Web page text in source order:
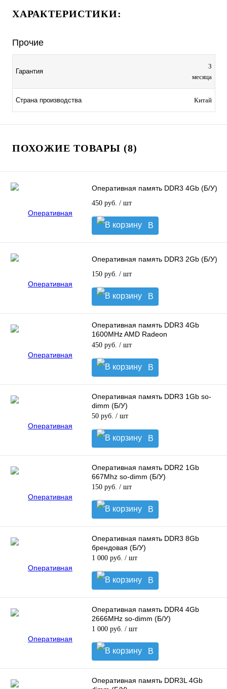
ХАРАКТЕРИСТИКИ:
Прочие
Гарантия
3
месяца
Страна производства Китай
ПОХОЖИЕ ТОВАРЫ (8)
Оперативная память DDR3 4Gb (Б/У)
450 руб. / шт
В
корзину
Оперативная память DDR3 2Gb (Б/У)
150 руб. / шт
В
корзину
Оперативная память DDR3 4Gb
1600MHz AMD Radeon
R534G1601U1S-UO (Б/У)
450 руб. / шт
В
корзину
Оперативная память DDR3 1Gb so-
dimm (Б/У)
50 руб. / шт
В
корзину
Оперативная память DDR2 1Gb
667Mhz so-dimm (Б/У)
150 руб. / шт
В
корзину
Оперативная память DDR3 8Gb
брендовая (Б/У)
1 000 руб. / шт
В
корзину
Оперативная память DDR4 4Gb
2666MHz so-dimm (Б/У)
1 000 руб. / шт
В
корзину
Оперативная память DDR3L 4Gb